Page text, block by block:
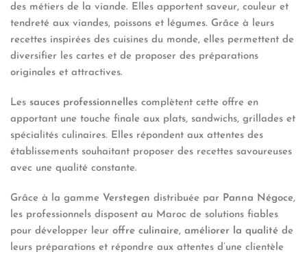
des métiers de la viande. Elles apportent saveur, couleur et
tendreté aux viandes, poissons et légumes. Grâce à leurs
recettes inspirées des cuisines du monde, elles permettent de
diversifier les cartes et de proposer des préparations
originales et attractives.
Les sauces professionnelles complètent cette offre en
apportant une touche finale aux plats, sandwichs, grillades et
spécialités culinaires. Elles répondent aux attentes des
établissements souhaitant proposer des recettes savoureuses
avec une qualité constante.
Grâce à la gamme Verstegen distribuée par Panna Négoce,
les professionnels disposent au Maroc de solutions fiables
pour développer leur offre culinaire, améliorer la qualité de
leurs préparations et répondre aux attentes d’une clientèle